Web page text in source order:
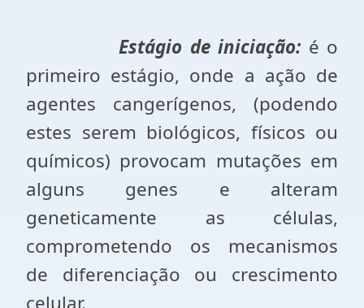
Estágio de iniciação: é o
primeiro estágio, onde a ação de
agentes cangerígenos, (podendo
estes serem biológicos, físicos ou
químicos) provocam mutações em
alguns genes e alteram
geneticamente as células,
comprometendo os mecanismos
de diferenciação ou crescimento
celular.